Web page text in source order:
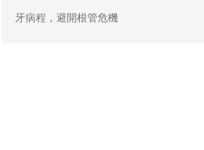
牙病程，避開根管危機